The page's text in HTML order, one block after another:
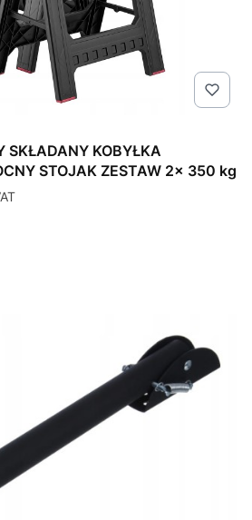
SKŁADANY KOBYŁKA
STOJAK ZESTAW 2x 350 kg